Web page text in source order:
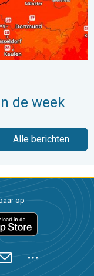
de week
Alle berichten
op